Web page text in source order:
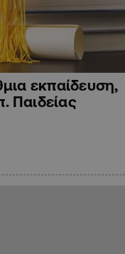
εκπαίδευση,
Παιδείας